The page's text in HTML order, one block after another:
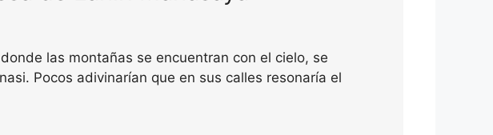
las montañas se encuentran con el cielo, se
Pocos adivinarían que en sus calles resonaría el